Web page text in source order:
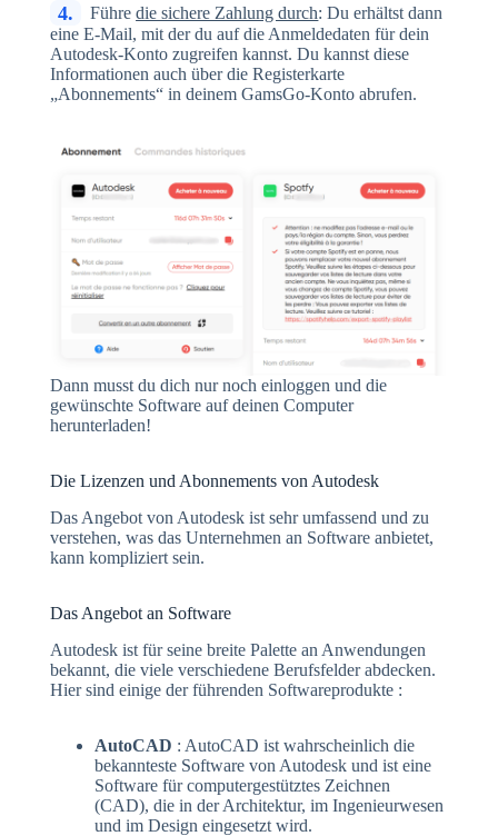
4. Führedie sichere Zahlung durch: Du erhältst dann
eine E-Mail, mit der du auf die Anmeldedaten für dein
Autodesk-Konto zugreifen kannst. Du kannst diese
Informationen auch über die Registerkarte
„Abonnements“ in deinem GamsGo-Konto abrufen.
Dann musst du dich nur noch einloggen und die
gewünschte Software auf deinen Computer
herunterladen!
Die Lizenzen und Abonnements von Autodesk
Das Angebot von Autodesk ist sehr umfassend und zu
verstehen, was das Unternehmen an Software anbietet,
kann kompliziert sein.
Das Angebot an Software
Autodesk ist für seine breite Palette an Anwendungen
bekannt, die viele verschiedene Berufsfelder abdecken.
Hier sind einige der führenden Softwareprodukte :
AutoCAD : AutoCAD ist wahrscheinlich die
bekannteste Software von Autodesk und ist eine
Software für computergestütztes Zeichnen
(CAD), die in der Architektur, im Ingenieurwesen
und im Design eingesetzt wird.